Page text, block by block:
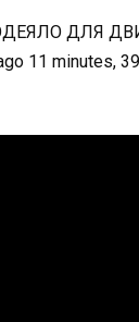
ДЛЯ
11 minutes,